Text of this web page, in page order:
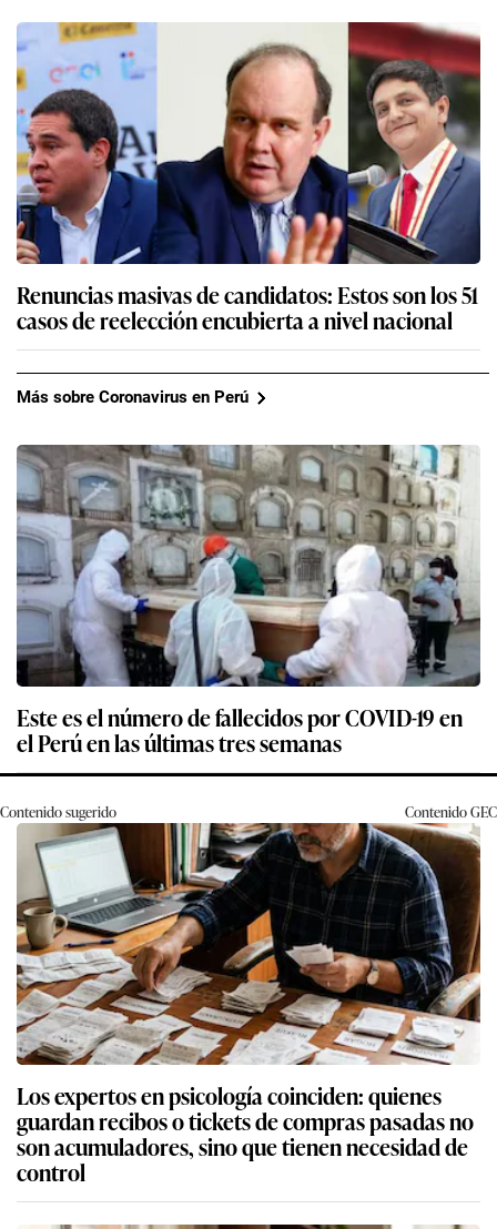
Renuncias masivas de candidatos: Estos son los 51
casos de reelección encubierta a nivel nacional
Más sobre Coronavirus en Perú
Este es el número de fallecidos por COVID-19 en
el Perú en las últimas tres semanas
Contenido sugerido ContenidoGEC
Los expertos en psicología coinciden: quienes
guardan recibos o tickets de compras pasadas no
son acumuladores, sino que tienen necesidad de
control